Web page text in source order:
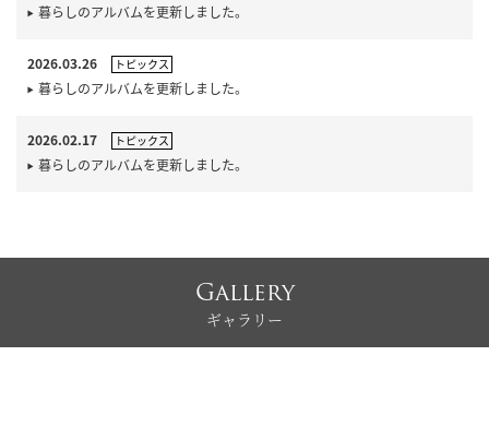
暮らしのアルバムを更新しました。
2026.03.26 トピックス
暮らしのアルバムを更新しました。
2026.02.17 トピックス
暮らしのアルバムを更新しました。
Gallery
ギャラリー